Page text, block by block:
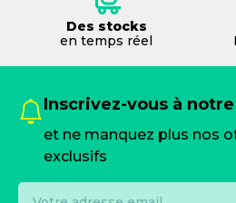
Des stocks
en temps réel
Inscrivez-vous à
et ne manquez plus nos
exclusifs